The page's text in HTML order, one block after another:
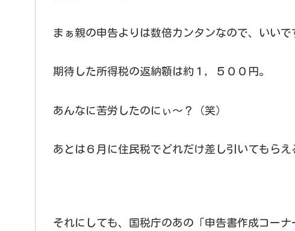
まぁ親の申告よりは数倍カンタンなので、いいで
期待した所得税の返納額は約１，５００円。
あんなに苦労したのにぃ～？（笑）
あとは６月に住民税でどれだけ差し引いてもらえ
それにしても、国税庁のあの「申告書作成コーナ